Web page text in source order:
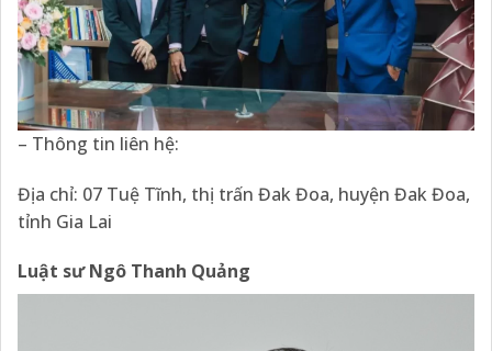
– Thông tin liên hệ:
Địa chỉ: 07 Tuệ Tĩnh, thị trấn Đak Đoa, huyện Đak Đoa,
tỉnh Gia Lai
Luật sư Ngô Thanh Quảng